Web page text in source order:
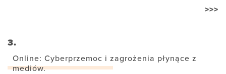
>>>
3.
Online: Cyberprzemoc i zagrożenia płynące z
mediów.